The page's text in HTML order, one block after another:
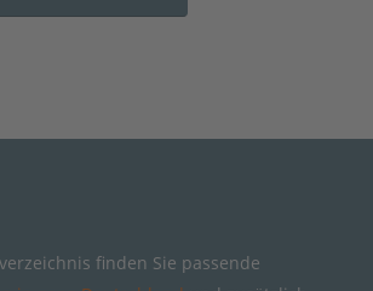
finden Sie passende